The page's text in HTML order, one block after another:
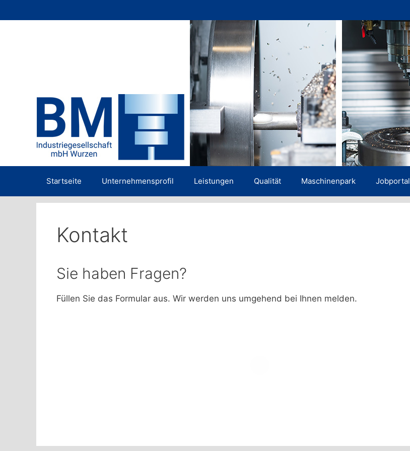
Inhalt
Startseite Unternehmensprofil Leistungen Qualität Maschinenpark Jobportal
Kontakt
Sie haben Fragen?
Füllen Sie das Formular aus. Wir werden uns umgehend bei Ihnen melden.